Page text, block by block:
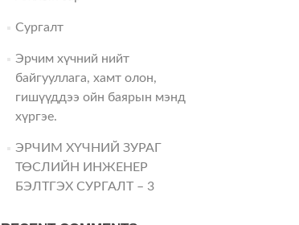
Сургалт
Эрчим хүчний нийт
байгууллага, хамт олон,
гишүүддээ ойн баярын мэнд
хүргэе.
ЭРЧИМ ХҮЧНИЙ ЗУРАГ
ТӨСЛИЙН ИНЖЕНЕР
БЭЛТГЭХ СУРГАЛТ – 3